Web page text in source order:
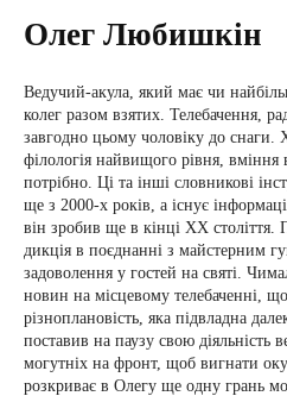
Олег Любишкін
Ведучий-акула, який має чи
колег разом взятих. Телебачення,
завгодно цьому чоловіку до снаги.
філологія найвищого рівня, вміння
потрібно. Ці та інші словникові
ще з 2000-х років, а існує
він зробив ще в кінці ХХ століття.
дикція в поєднанні з майстерним
задоволення у гостей на святі.
новин на місцевому телебаченні,
різноплановість, яка підвладна
поставив на паузу свою діяльність
могутніх на фронт, щоб вигнати
розкриває в Олегу ще одну грань